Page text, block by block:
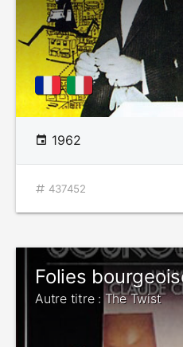
1962
437452
Folies
Autre titre : The Twist